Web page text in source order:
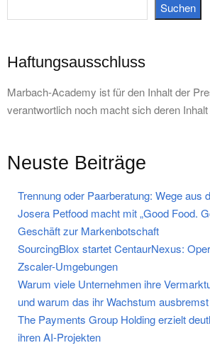
Suchen
Haftungsausschluss
Marbach-Academy ist für den Inhalt der
verantwortlich noch macht sich deren
Neuste Beiträge
Trennung oder Paarberatung: Wege aus
Josera Petfood macht mit „Good Food.
Geschäft zur Markenbotschaft
SourcingBlox startet CentaurNexus:
Zscaler-Umgebungen
Warum viele Unternehmen ihre
und warum das ihr Wachstum ausbremst
The Payments Group Holding erzielt
ihren AI-Projekten